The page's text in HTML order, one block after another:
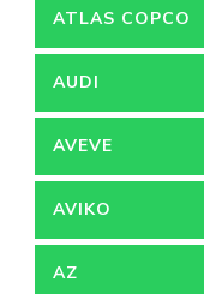
ATLAS COPCO
AUDI
AVEVE
AVIKO
AZ